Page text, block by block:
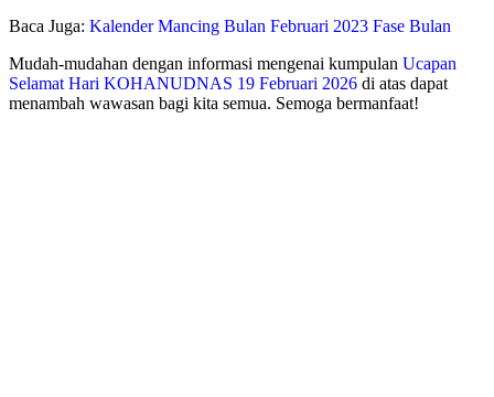
Baca Juga: Kalender Mancing Bulan Februari 2023 Fase Bulan
Mudah-mudahan dengan informasi mengenai kumpulan Ucapan
Selamat Hari KOHANUDNAS 19 Februari 2026 di atas dapat
menambah wawasan bagi kita semua. Semoga bermanfaat!